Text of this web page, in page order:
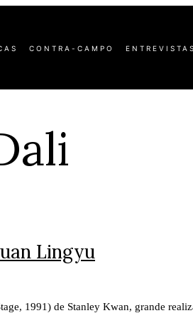
CONTRA-CAMPO ENTREVISTAS
Lingyu
1991) de Stanley Kwan, grande